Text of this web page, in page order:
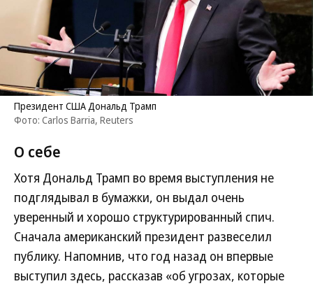
Президент США Дональд Трамп
Фото: Carlos Barria, Reuters
О себе
Хотя Дональд Трамп во время выступления не
подглядывал в бумажки, он выдал очень
уверенный и хорошо структурированный спич.
Сначала американский президент развеселил
публику. Напомнив, что год назад он впервые
выступил здесь, рассказав «об угрозах, которые